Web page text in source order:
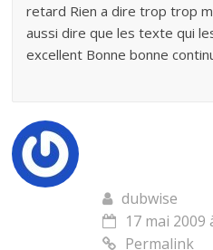
retard Rien a dire trop trop
aussi dire que les texte qui
excellent Bonne bonne
dubwise
17 mai 2009
Permalink